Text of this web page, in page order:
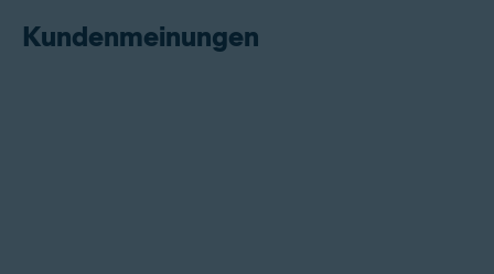
Kundenmeinungen